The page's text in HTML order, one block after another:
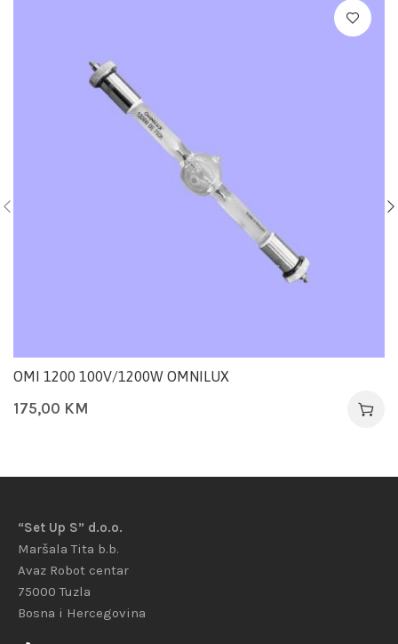
OMI 1200 100V/1200W OMNILUX
175,00 KM
“Set Up S” d.o.o.
Maršala Tita b.b.
Avaz Robot centar
75000 Tuzla
Bosna i Hercegovina